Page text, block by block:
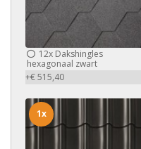
12x Dakshingles
hexagonaal zwart
+€ 515,40
1x